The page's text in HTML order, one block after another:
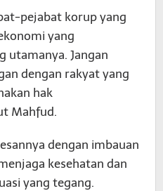
pejabat korup yang
yang
utamanya. Jangan
dengan rakyat yang
hak
Mahfud.
dengan imbauan
kesehatan dan
yang tegang.